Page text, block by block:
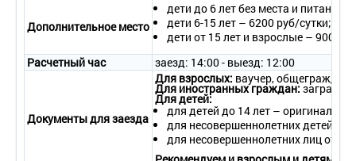
Дополнительное место
дети до 6 лет без места и питания -
дети 6-15 лет – 6200 руб/сутки;
дети от 15 лет и взрослые – 9000
Расчетный час
заезд: 14:00 - выезд: 12:00
Документы для заезда
Для взрослых: ваучер,
Для иностранных граждан:
Для детей:
для детей до 14 лет – оригинал
для несовершеннолетних детей в
для несовершеннолетних лиц от